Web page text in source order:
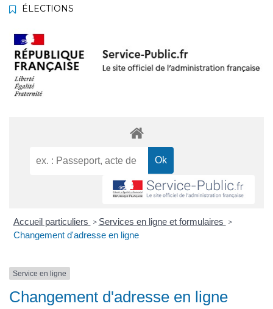
ÉLECTIONS
Accueil particuliers > Services en ligne et formulaires >
Changement d'adresse en ligne
Service en ligne
Changement d'adresse en ligne